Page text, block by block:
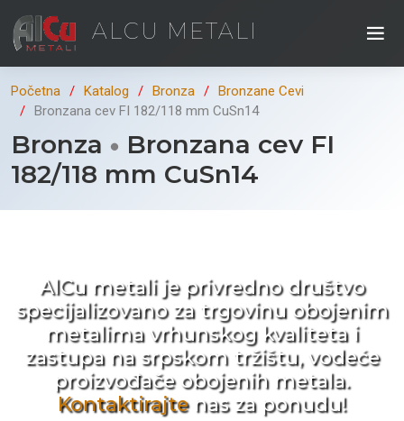
ALCU METALI
Početna Katalog Bronza
Bronzane Cevi
Bronzana cev FI 182/118 mm CuSn14
Bronza
Bronzana cev FI
182/118 mm CuSn14
AlCu metali je privredno društvo
specijalizovano za trgovinu obojenim
metalima vrhunskog kvaliteta i
zastupa na srpskom tržištu, vodeće
proizvođače obojenih metala.
Kontaktirajtenas za ponudu!